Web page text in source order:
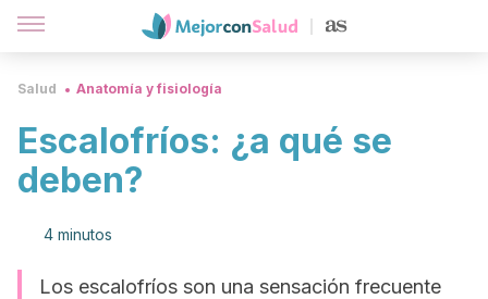
Salud Anatomía y fisiología
Escalofríos: ¿a qué se
deben?
4 minutos
Los escalofríos son una sensación frecuente